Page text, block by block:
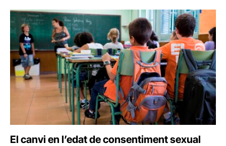
El canvi en l’edat de consentiment sexual